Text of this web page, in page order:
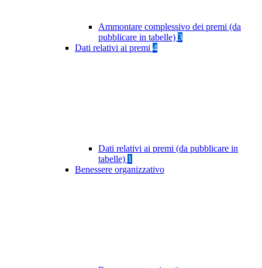
Ammontare complessivo dei premi (da
pubblicare in tabelle) 3
Dati relativi ai premi 4
Dati relativi ai premi (da pubblicare in
tabelle) 1
Benessere organizzativo